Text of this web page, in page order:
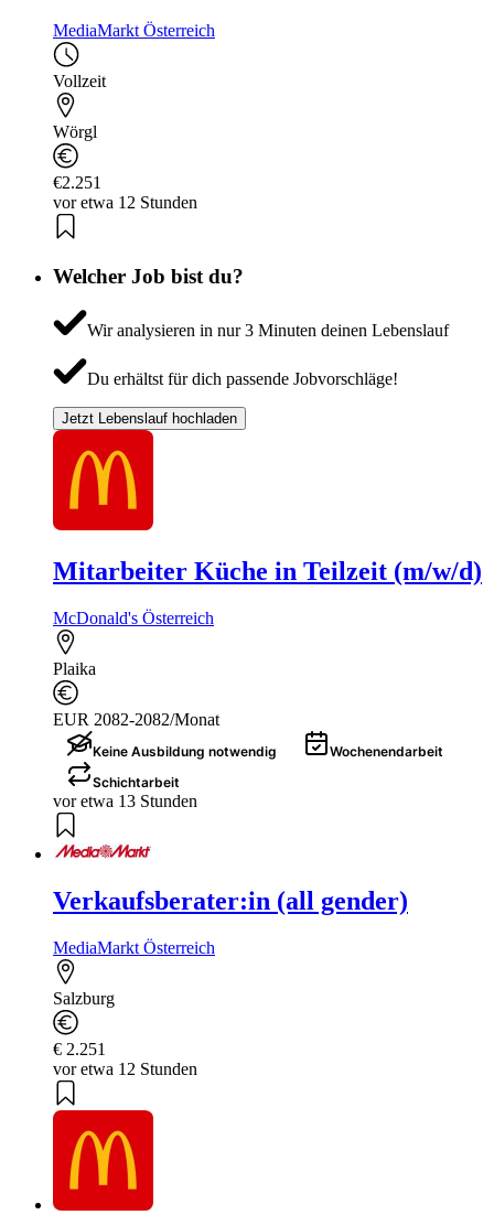
MediaMarkt Österreich
Vollzeit
Wörgl
€2.251
vor etwa 12 Stunden
Welcher Job bist du?
Wir analysieren in nur 3 Minuten deinen Lebenslauf
Du erhältst für dich passende Jobvorschläge!
Jetzt Lebenslauf hochladen
Mitarbeiter Küche in Teilzeit (m/w/d)
McDonald's Österreich
Plaika
EUR 2082-2082/Monat
Keine Ausbildung notwendig
Wochenendarbeit
Schichtarbeit
vor etwa 13 Stunden
Verkaufsberater:in (all gender)
MediaMarkt Österreich
Salzburg
€ 2.251
vor etwa 12 Stunden